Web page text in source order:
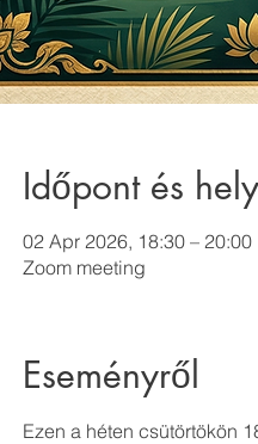
Időpont és
02 Apr 2026, 18:30 – 20:00
Zoom meeting
Eseményről
Ezen a héten csütörtökön